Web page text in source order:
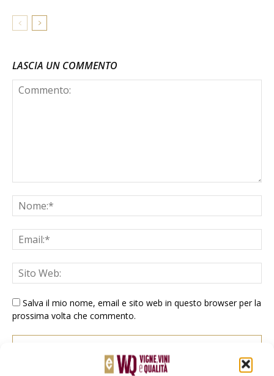
LASCIA UN COMMENTO
Salva il mio nome, email e sito web in questo browser per la
prossima volta che commento.